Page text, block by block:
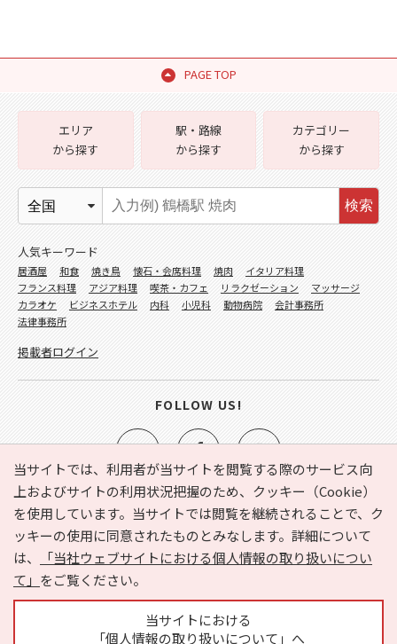
PAGE TOP
当サイトでは、利用者が当サイトを閲覧する際のサービス向
上およびサイトの利用状況把握のため、クッキー（Cookie）
を使用しています。当サイトでは閲覧を継続されることで、ク
ッキーの使用に同意されたものとみなします。詳細について
は、
「当社ウェブサイトにおける個人情報の取り扱いについ
て」 をご覧ください。
当サイトにおける
「個人情報の取り扱いについて」へ
e-NAVITA（イーナビタ）とは？ お気に入り
ヘルプ
利用規約
個人情報の取り扱いについて
運営会社
サイトマップ
広告掲載に関するお問い合わせ
エリア
から探す
駅・路線
から探す
カテゴリー
から探す
検索
人気キーワード
居酒屋 和食 焼き鳥 懐石・会席料理 焼肉
イタリア料理
フランス料理
アジア料理 喫茶・カフェ リラクゼーション
マッサージ
カラオケ
ビジネスホテル 内科 小児科 動物病院
会計事務所
法律事務所
掲載者ログイン
FOLLOW US!